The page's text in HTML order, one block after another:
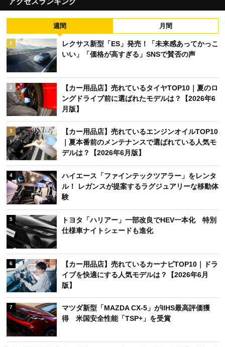
週間 月間
1
レクサス新型「ES」発売！「未来感あってかっこ
いい」「価格が高すぎる」SNSで賛否の声
2
【カー用品店】売れているタイヤTOP10｜夏のロ
ングドライブ前に選ばれたモデルは？【2026年6
月版】
3
【カー用品店】売れているエンジンオイルTOP10
｜夏本番前のメンテナンスで選ばれている人気モ
デルは？【2026年6月版】
4
ハイエース「ファインテックツアラー」をレンタ
ル！ レガンスが提案するラグジュアリーな移動体
験
5
トヨタ「ハリアー」一部改良でHEV一本化 特別
仕様車ナイトシェードも進化
6
【カー用品店】売れているカーナビTOP10｜ドラ
イブを快適にする人気モデルは？【2026年6月
版】
7
マツダ新型「MAZDA CX-5」がIIHS最高評価獲
得 米国安全性能「TSP+」を受賞